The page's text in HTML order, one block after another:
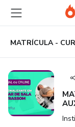
para
conteúdo
principal
para
pagamento
para
rodapé